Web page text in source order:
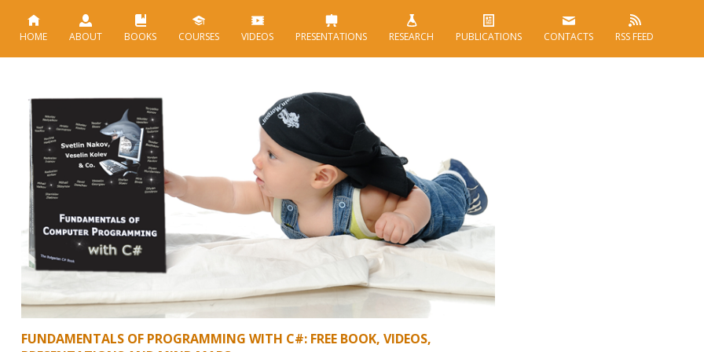
HOME ABOUT BOOKS COURSES VIDEOS PRESENTATIONS RESEARCH PUBLICATIONS CONTACTS RSS FEED
FUNDAMENTALS OF PROGRAMMING WITH C#: FREE BOOK, VIDEOS,